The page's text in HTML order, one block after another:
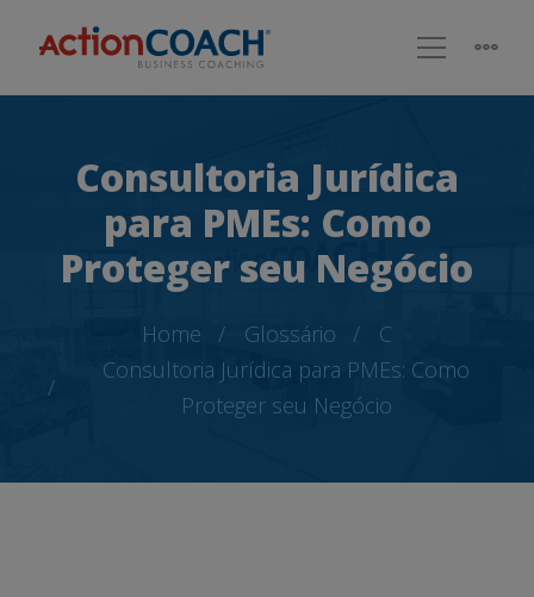
Consultoria Jurídica
para PMEs: Como
Proteger seu Negócio
Home Glossário
C
Consultoria Jurídica para PMEs: Como
Proteger seu Negócio